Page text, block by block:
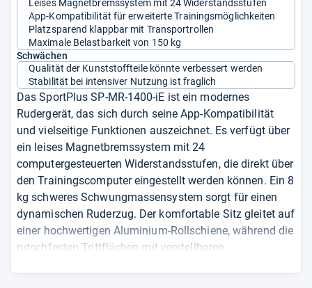
Leises Magnetbremssystem mit 24 Widerstandsstufen
App-Kompatibilität für erweiterte Trainingsmöglichkeiten
Platzsparend klappbar mit Transportrollen
Maximale Belastbarkeit von 150 kg
Schwächen
Qualität der Kunststoffteile könnte verbessert werden
Stabilität bei intensiver Nutzung ist fraglich
Das SportPlus SP-MR-1400-iE ist ein modernes
Rudergerät, das sich durch seine App-Kompatibilität
und vielseitige Funktionen auszeichnet. Es verfügt über
ein leises Magnetbremssystem mit 24
computergesteuerten Widerstandsstufen, die direkt über
den Trainingscomputer eingestellt werden können. Ein 8
kg schweres Schwungmassensystem sorgt für einen
dynamischen Ruderzug. Der komfortable Sitz gleitet auf
einer hochwertigen Aluminium-Rollschiene, während die
rutschfesten Trittflächen mit verstellbaren